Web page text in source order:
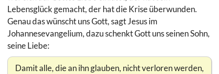
Lebensglück gemacht, der hat die Krise überwunden.
Genau das wünscht uns Gott, sagt Jesus im
Johannesevangelium, dazu schenkt Gott uns seinen Sohn,
seine Liebe:
Damit alle, die an ihn glauben, nicht verloren werden,